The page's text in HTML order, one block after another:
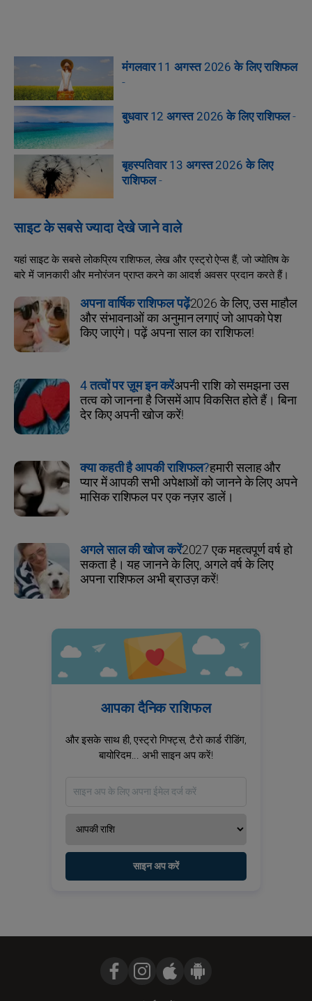
मंगलवार 11 अगस्त 2026 के लिए राशिफल
-
बुधवार 12 अगस्त 2026 के लिए राशिफल-
बृहस्पतिवार 13 अगस्त 2026 के लिए
राशिफल-
साइट के सबसे ज्यादा देखे जाने वाले
यहां साइट के सबसे लोकप्रिय राशिफल, लेख और एस्ट्रो ऐप्स हैं, जो ज्योतिष के
बारे में जानकारी और मनोरंजन प्राप्त करने का आदर्श अवसर प्रदान करते हैं।
अपना वार्षिक राशिफल पढ़ें2026 के लिए, उस माहौल
और संभावनाओं का अनुमान लगाएं जो आपको पेश
किए जाएंगे। पढ़ें अपना साल का राशिफल!
4 तत्वों पर ज़ूम इन करेंअपनी राशि को समझना उस
तत्व को जानना है जिसमें आप विकसित होते हैं। बिना
देर किए अपनी खोज करें!
क्या कहती है आपकी राशिफल?हमारी सलाह और
प्यार में आपकी सभी अपेक्षाओं को जानने के लिए अपने
मासिक राशिफल पर एक नज़र डालें।
अगले साल की खोज करें2027 एक महत्वपूर्ण वर्ष हो
सकता है। यह जानने के लिए, अगले वर्ष के लिए
अपना राशिफल अभी ब्राउज़ करें!
आपका दैनिक राशिफल
और इसके साथ ही, एस्ट्रो गिफ्ट्स, टैरो कार्ड रीडिंग,
बायोरिदम... अभी साइन अप करें!
साइन अप करें